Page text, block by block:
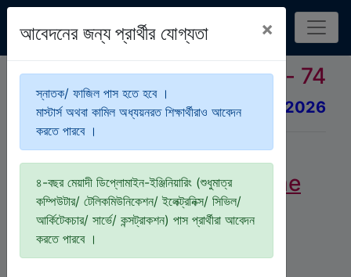
Round- 74
Deadline: 15 September 2026
IsDB-BISEW IT
Scholarship Programme
IsDB-BISEW
আইটি স্কলারশিপ প্রোগ্রাম সম্পূর্ণ
বিনামূল্যে পেশাদার আইটি প্রশিক্ষণ প্রদান করে ৷ এই
প্রোগ্রামটি উনিশ বছর ধরে চলছে ৷ এই প্রোগ্রামের লক্ষ্য
আবেদনের জন্য প্রার্থীর যোগ্যতা ×
স্নাতক/ ফাজিল পাস হতে হবে ।
মাস্টার্স অথবা কামিল অধ্যয়নরত শিক্ষার্থীরাও আবেদন
করতে পারবে ।
৪-বছর মেয়াদী ডিপ্লোমাইন-ইঞ্জিনিয়ারিং (শুধুমাত্র
কম্পিউটার/ টেলিকমিউনিকেশন/ ইলেক্ট্রনিক্স/ সিভিল/
আর্কিটেকচার/ সার্ভে/ কন্সট্রাকশন) পাস প্রার্থীরা আবেদন
করতে পারবে ।